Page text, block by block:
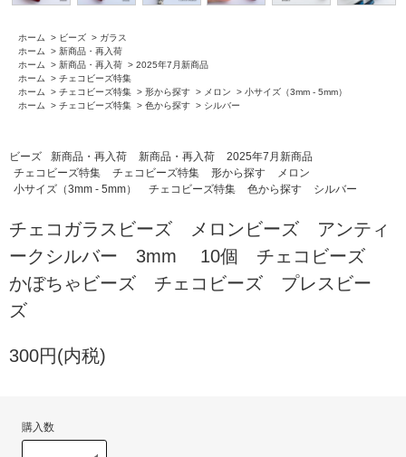
ホーム > ビーズ > ガラス
ホーム
> 新商品・再入荷
ホーム
> 新商品・再入荷 > 2025年7月新商品
ホーム
> チェコビーズ特集
ホーム
> チェコビーズ特集 > 形から探す > メロン > 小サイズ（3mm - 5mm）
ホーム
> チェコビーズ特集 > 色から探す > シルバー
ビーズ 新商品・再入荷 新商品・再入荷
2025年7月新商品
チェコビーズ特集
チェコビーズ特集 形から探す
メロン
小サイズ（3mm - 5mm）
チェコビーズ特集 色から探す シルバー
チェコガラスビーズ メロンビーズ アンティ
ークシルバー 3mm 10個 チェコビーズ
かぼちゃビーズ チェコビーズ プレスビー
ズ
300円(内税)
購入数